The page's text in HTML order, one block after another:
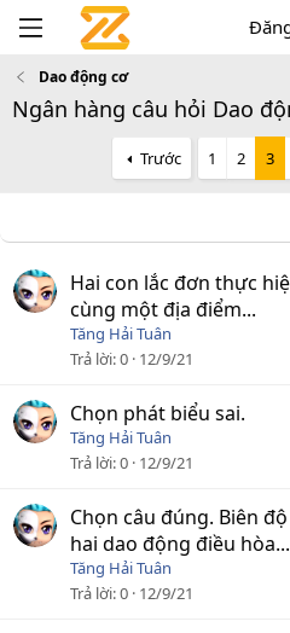
Dao động cơ
Ngân hàng câu hỏi Dao
Trước 1 2 3
Hai con lắc đơn thực
cùng một địa điểm...
Tăng Hải Tuân
Trả lời 0 12/9/21
Chọn phát biểu sai.
Tăng Hải Tuân
Trả lời 0 12/9/21
Chọn câu đúng. Biên
hai dao động điều hòa...
Tăng Hải Tuân
Trả lời 0 12/9/21